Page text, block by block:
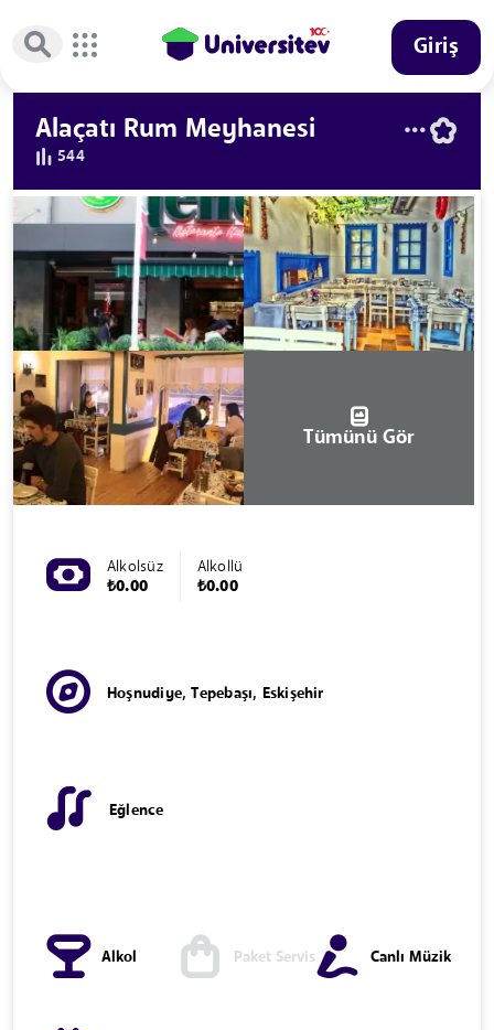
Giriş
Alaçatı Rum Meyhanesi
544
Tümünü Gör
Alkolsüz
₺0.00
Alkollü
₺0.00
Hoşnudiye, Tepebaşı, Eskişehir
Eğlence
Alkol Paket Servis Canlı Müzik